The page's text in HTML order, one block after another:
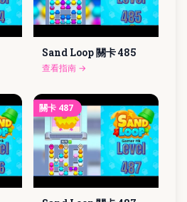
Sand Loop 關卡485
查看指南 →
關卡 487